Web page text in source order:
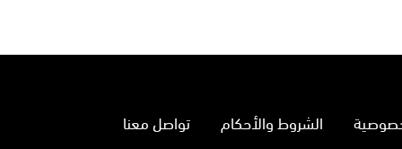
الشروط والأحكام
تواصل معنا